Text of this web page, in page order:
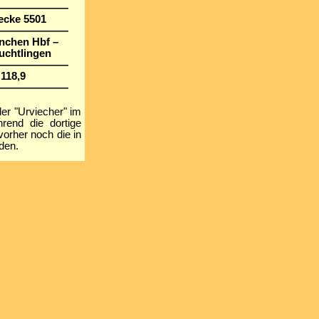
5501
Hbf –
"Urviecher" im
die dortige
noch die in